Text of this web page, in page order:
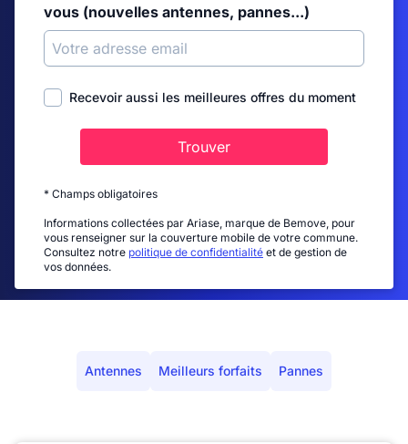
vous (nouvelles antennes, pannes...)
Recevoir aussi les meilleures offres du moment
Trouver
* Champs obligatoires
Informations collectées par Ariase, marque de Bemove, pour
vous renseigner sur la couverture mobile de votre commune.
Consultez notre politique de confidentialité et de gestion de
vos données.
Antennes Meilleurs forfaits Pannes